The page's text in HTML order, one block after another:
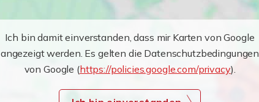
Ich bin damit einverstanden, dass mir Karten von Google
angezeigt werden. Es gelten die Datenschutzbedingungen
von Google (https://policies.google.com/privacy).